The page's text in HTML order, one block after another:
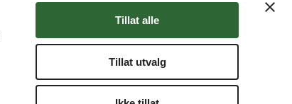
Tillat alle
Tillat utvalg
Her er noen av våre fantastiske
samarbeidspartnere!